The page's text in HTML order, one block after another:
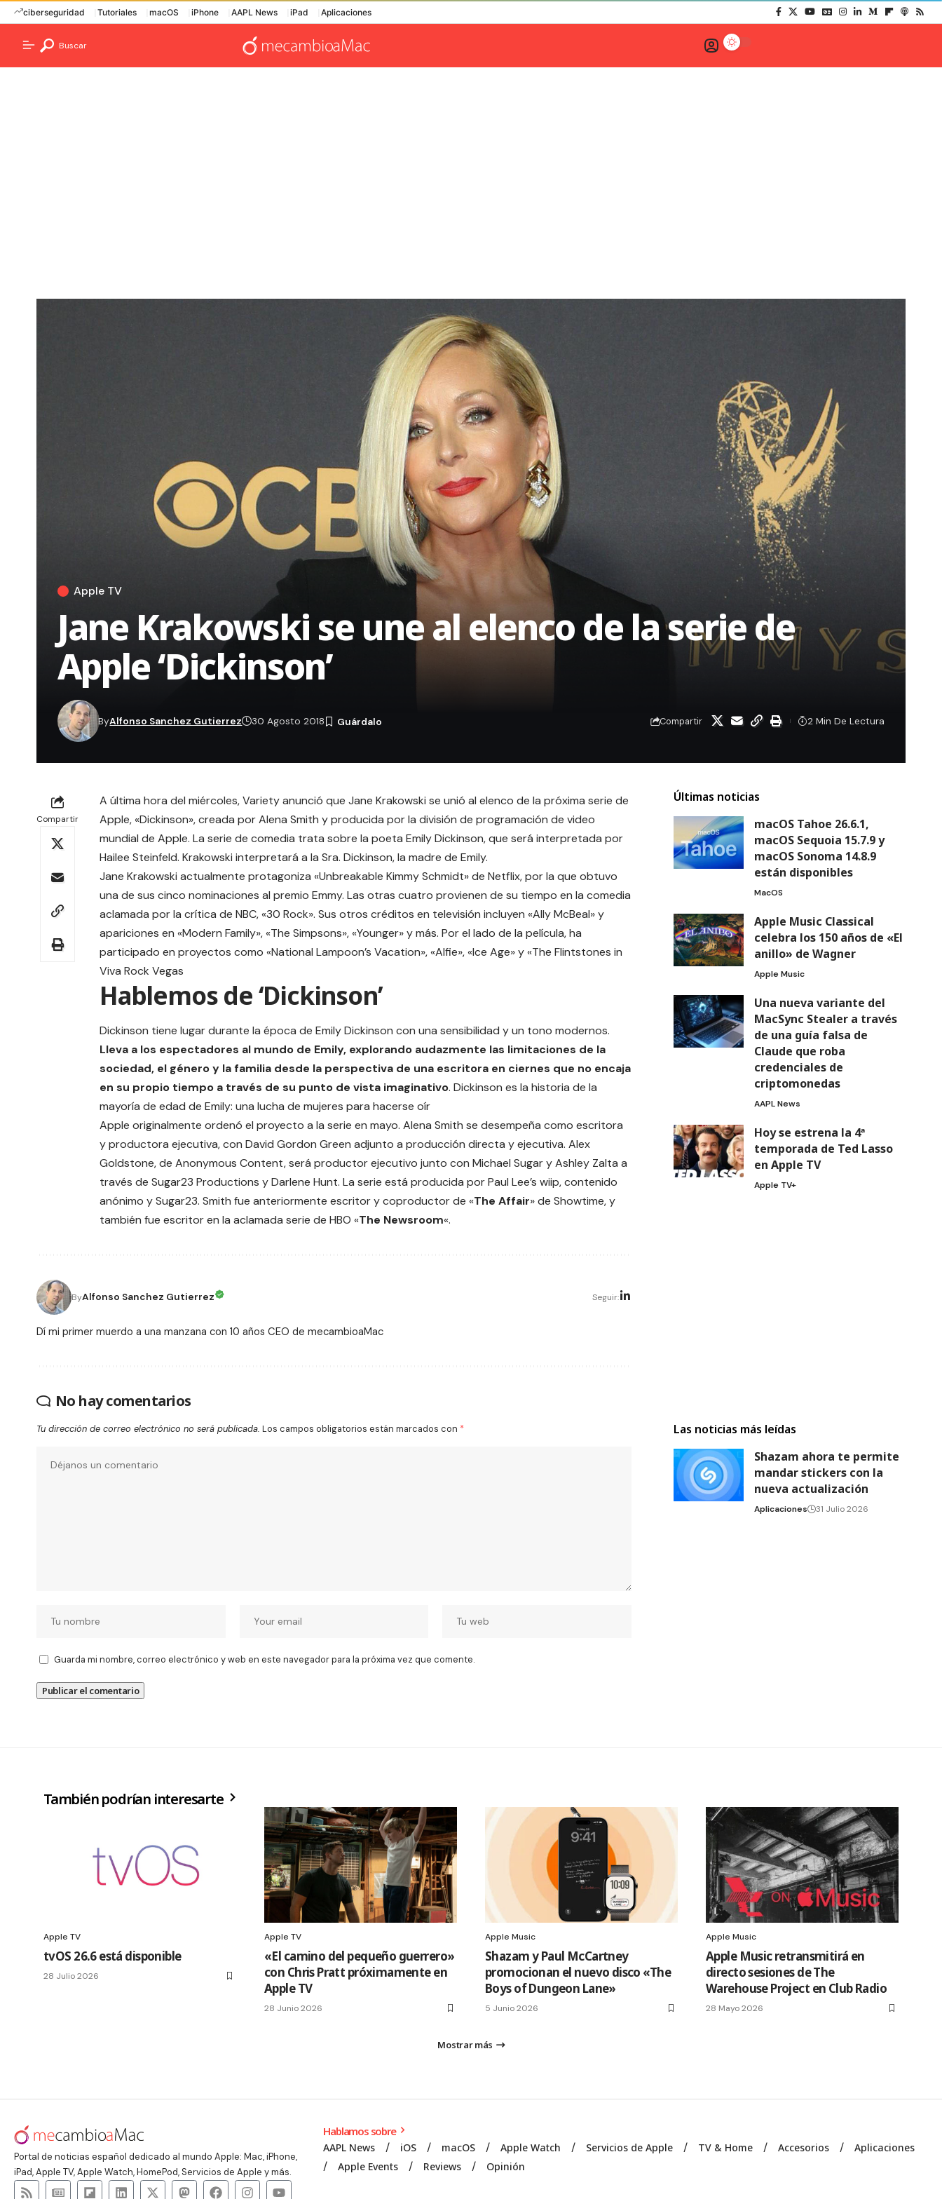
ciberseguridad Tutoriales macOS iPhone AAPL News iPad Aplicaciones
Buscar
Apple TV
Jane Krakowski se une al elenco de la serie de
Apple ‘Dickinson’
ByAlfonso Sanchez Gutierrez 30 Agosto 2018 Compartir 2 Min De Lectura
Compartir
A última hora del miércoles,Varietyanunció que Jane Krakowski se unió al elenco de la próxima serie de
Apple, «Dickinson», creada por Alena Smith y producida por la división de programación de video
mundial de Apple. La serie de comedia trata sobre la poeta Emily Dickinson, que será interpretada por
Hailee Steinfeld. Krakowski interpretará a la Sra. Dickinson, la madre de Emily.
Jane Krakowski actualmente protagoniza «Unbreakable Kimmy Schmidt» de Netflix, por la que obtuvo
una de sus cinco nominaciones al premio Emmy. Las otras cuatro provienen de su tiempo en la comedia
aclamada por la crítica de NBC, «30 Rock». Sus otros créditos en televisión incluyen «Ally McBeal» y
apariciones en «Modern Family», «The Simpsons», «Younger» y más. Por el lado de la película, ha
participado en proyectos como «National Lampoon’s Vacation», «Alfie», «Ice Age» y «The Flintstones in
Viva Rock Vegas
Hablemos de ‘Dickinson’
Dickinson tiene lugar durante la época de Emily Dickinson con una sensibilidad y un tono modernos.
Lleva a los espectadores al mundo de Emily, explorando audazmente las limitaciones de la
sociedad, el género y la familia desde la perspectiva de una escritora en ciernes que no encaja
en su propio tiempo a través de su punto de vista imaginativo. Dickinson es la historia de la
mayoría de edad de Emily: una lucha de mujeres para hacerse oír
Apple originalmente ordenó el proyecto a la serie en mayo. Alena Smith se desempeña como escritora
y productora ejecutiva, con David Gordon Green adjunto a producción directa y ejecutiva. Alex
Goldstone, de Anonymous Content, será productor ejecutivo junto con Michael Sugar y Ashley Zalta a
través de Sugar23 Productions y Darlene Hunt. La serie está producida por Paul Lee’s wiip, contenido
anónimo y Sugar23. Smith fue anteriormente escritor y coproductor de «The Affair» de Showtime, y
también fue escritor en la aclamada serie de HBO «The Newsroom«.
ByAlfonso Sanchez Gutierrez Seguir:
Dí mi primer muerdo a una manzana con 10 años CEO de mecambioaMac
No hay comentarios
Tu dirección de correo electrónico no será publicada. Los campos obligatorios están marcados con *
Guarda mi nombre, correo electrónico y web en este navegador para la próxima vez que comente.
Últimas noticias
macOS Tahoe 26.6.1,
macOS Sequoia 15.7.9 y
macOS Sonoma 14.8.9
están disponibles
MacOS
Apple Music Classical
celebra los 150 años de «El
anillo» de Wagner
Apple Music
Una nueva variante del
MacSync Stealer a través
de una guía falsa de
Claude que roba
credenciales de
criptomonedas
AAPL News
Hoy se estrena la 4ª
temporada de Ted Lasso
en Apple TV
Apple TV+
Las noticias más leídas
Shazam ahora te permite
mandar stickers con la
nueva actualización
Aplicaciones 31 Julio 2026
También podrían interesarte
Apple TV
tvOS 26.6 está disponible
28 Julio 2026
Apple TV
«El camino del pequeño guerrero»
con Chris Pratt próximamente en
Apple TV
28 Junio 2026
Apple Music
Shazam y Paul McCartney
promocionan el nuevo disco «The
Boys of Dungeon Lane»
5 Junio 2026
Apple Music
Apple Music retransmitirá en
directo sesiones de The
Warehouse Project en Club Radio
28 Mayo 2026
Mostrar más
Portal de noticias español dedicado al mundo Apple: Mac, iPhone,
iPad, Apple TV, Apple Watch, HomePod, Servicios de Apple y más.
Hablamos sobre
AAPL News iOS macOS Apple Watch Servicios de Apple TV & Home Accesorios
Aplicaciones
Apple Events
Reviews Opinión